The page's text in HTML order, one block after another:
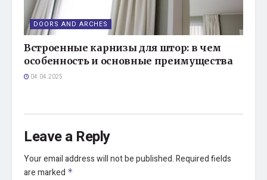
DOORS AND ARCHES
Встроенные карнизы для штор: в чем
особенность и основные преимущества
04.04.2025
Leave a Reply
Your email address will not be published.Required fields
are marked *